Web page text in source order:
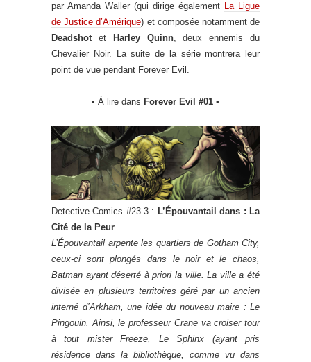
par Amanda Waller (qui dirige également La Ligue
de Justice d’Amérique) et composée notamment de
Deadshotet Harley Quinn, deux ennemis du
Chevalier Noir. La suite de la série montrera leur
point de vue pendant Forever Evil.
• À lire dans Forever Evil #01 •
Detective Comics #23.3 : L’Épouvantail dans : La
Cité de la Peur
L’Épouvantail arpente les quartiers de Gotham City,
ceux-ci sont plongés dans le noir et le chaos,
Batman ayant déserté à priori la ville. La ville a été
divisée en plusieurs territoires géré par un ancien
interné d’Arkham, une idée du nouveau maire : Le
Pingouin. Ainsi, le professeur Crane va croiser tour
à tout mister Freeze, Le Sphinx (ayant pris
résidence dans la bibliothèque, comme vu dans